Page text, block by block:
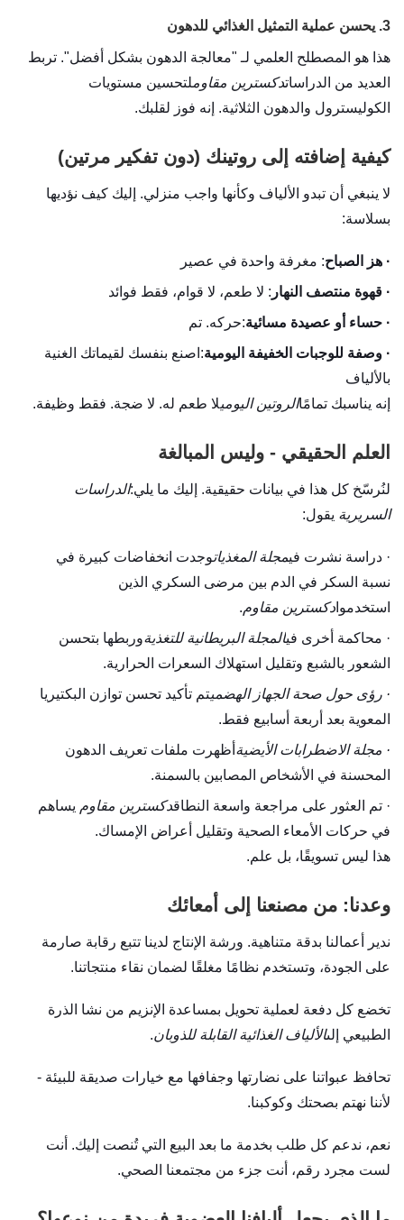
3. يحسن عملية التمثيل الغذائي للدهون
هذا هو المصطلح العلمي لـ "معالجة الدهون بشكل أفضل". تربط
العديد من الدراساتدكسترين مقاوملتحسين مستويات
الكوليسترول والدهون الثلاثية. إنه فوز لقلبك.
كيفية إضافته إلى روتينك (دون تفكير مرتين)
لا ينبغي أن تبدو الألياف وكأنها واجب منزلي. إليك كيف نؤديها
بسلاسة:
· هز الصباح: مغرفة واحدة في عصير
· قهوة منتصف النهار : لا طعم، لا قوام، فقط فوائد
· حساء أو عصيدة مسائية:حركه. تم
· وصفة للوجبات الخفيفة اليومية:اصنع بنفسك لقيماتك الغنية
بالألياف
إنه يناسبك تمامًاالروتين اليوميلا طعم له. لا ضجة. فقط وظيفة.
العلم الحقيقي - وليس المبالغة
لنُرسّخ كل هذا في بيانات حقيقية. إليك ما يلي:الدراسات
السريرية يقول:
· دراسة نشرت فيمجلة المغذياتوجدت انخفاضات كبيرة في
نسبة السكر في الدم بين مرضى السكري الذين
استخدموا دكسترين مقاوم.
· محاكمة أخرى فيالمجلة البريطانية للتغذيةوربطها بتحسن
الشعور بالشبع وتقليل استهلاك السعرات الحرارية.
· رؤى حول صحة الجهاز الهضميتم تأكيد تحسن توازن البكتيريا
المعوية بعد أربعة أسابيع فقط.
· مجلة الاضطرابات الأيضية أظهرت ملفات تعريف الدهون
المحسنة في الأشخاص المصابين بالسمنة.
· تم العثور على مراجعة واسعة النطاقدكسترين مقاوم يساهم
في حركات الأمعاء الصحية وتقليل أعراض الإمساك.
هذا ليس تسويقًا، بل علم.
وعدنا: من مصنعنا إلى أمعائك
ندير أعمالنا بدقة متناهية. ورشة الإنتاج لدينا تتبع رقابة صارمة
على الجودة، وتستخدم نظامًا مغلقًا لضمان نقاء منتجاتنا.
تخضع كل دفعة لعملية تحويل بمساعدة الإنزيم من نشا الذرة
الطبيعي إلىالألياف الغذائية القابلة للذوبان.
تحافظ عبواتنا على نضارتها وجفافها مع خيارات صديقة للبيئة -
لأننا نهتم بصحتك وكوكبنا.
نعم، ندعم كل طلب بخدمة ما بعد البيع التي تُنصت إليك. أنت
لست مجرد رقم، أنت جزء من مجتمعنا الصحي.